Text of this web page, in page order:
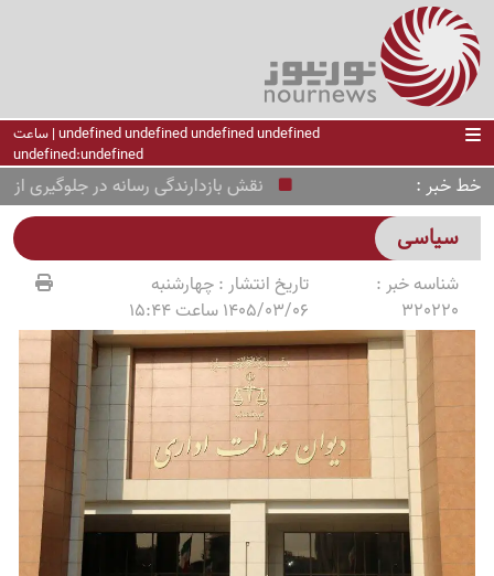
undefined undefined undefined undefined | ساعت
undefined:undefined
خط خبر نقش بازدارندگی رسانه در جلوگیری از
سیاسی
شناسه خبر :
320220
تاریخ انتشار :چهارشنبه
1405/03/06 ساعت 15:44